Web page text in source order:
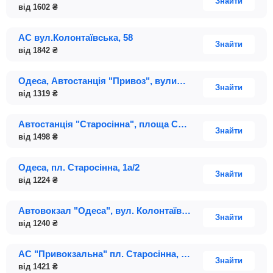
від 1602 ₴
Одеса, пл. Старосінна, 1а/2
від 1224 ₴
Знайти
АС вул.Колонтаївська, 58
від 1842 ₴
Знайти
Автовокзал "Одеса", вул. Колонтаївська, 58
від 1240 ₴
Знайти
Одеса, Автостанція "Привоз", вулиця Новощіпний Ряд; будинок 5
від 1319 ₴
Знайти
АС "Привокзальна" пл. Старосінна, 1Б
від 1421 ₴
Знайти
Автостанція "Старосінна", площа Старосінна, 1а-2, платформа 2
від 1498 ₴
Знайти